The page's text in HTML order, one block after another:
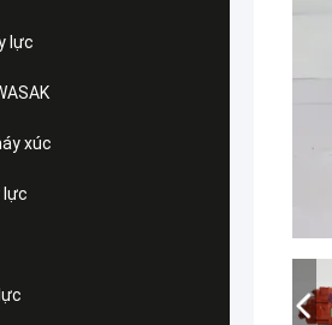
lực
xúc
lực